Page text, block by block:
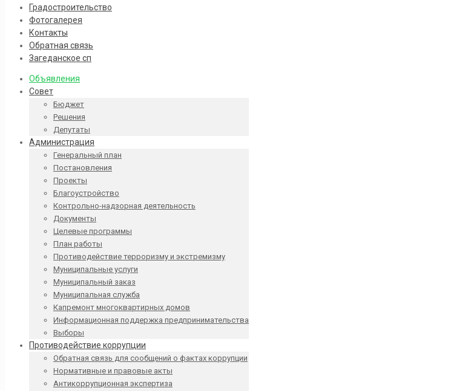
Градостроительство
Фотогалерея
Контакты
Обратная связь
Загеданское сп
Объявления
Совет
Бюджет
Решения
Депутаты
Администрация
Генеральный план
Постановления
Проекты
Благоустройство
Контрольно-надзорная деятельность
Документы
Целевые программы
План работы
Противодействие терроризму и экстремизму
Муниципальные услуги
Муниципальный заказ
Муниципальная служба
Капремонт многоквартирных домов
Информационная поддержка предпринимательства
Выборы
Противодействие коррупции
Обратная связь для сообщений о фактах коррупции
Нормативные и правовые акты
Антикоррупционная экспертиза